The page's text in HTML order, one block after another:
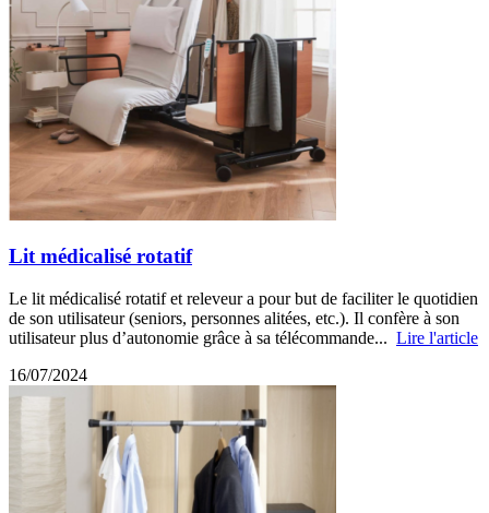
Lit médicalisé rotatif
Le lit médicalisé rotatif et releveur a pour but de faciliter le quotidien
de son utilisateur (seniors, personnes alitées, etc.). Il confère à son
utilisateur plus d’autonomie grâce à sa télécommande... Lire l'article
16/07/2024